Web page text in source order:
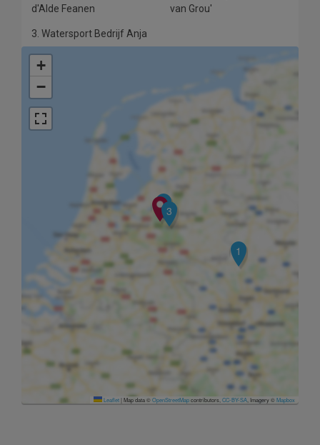
d'Alde Feanen
van Grou'
3. Watersport Bedrijf Anja
1
2
3
+
−
Leaflet|Map data ©OpenStreetMapcontributors,CC-BY-SA, Imagery ©Mapbox